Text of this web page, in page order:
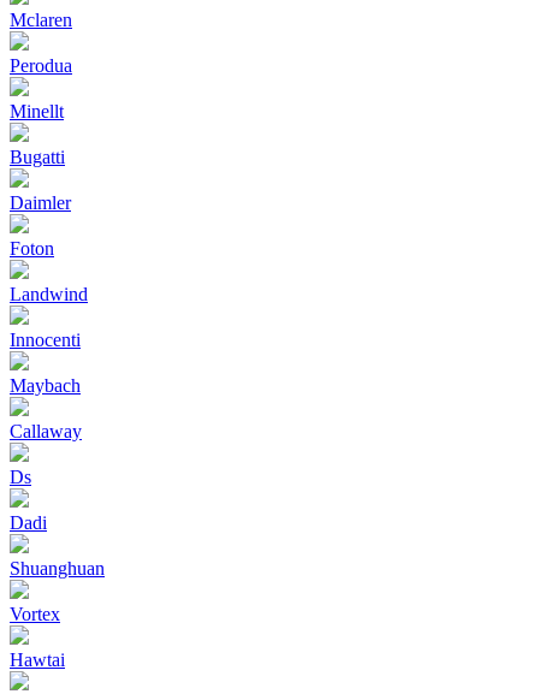
Mclaren
Perodua
Minellt
Bugatti
Daimler
Foton
Landwind
Innocenti
Maybach
Callaway
Ds
Dadi
Shuanghuan
Vortex
Hawtai